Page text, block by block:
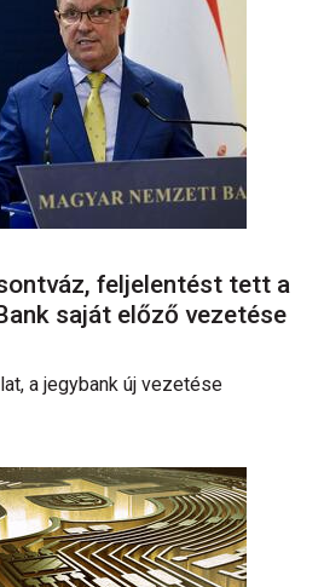
feljelentést tett a
saját előző vezetése
a jegybank új vezetése